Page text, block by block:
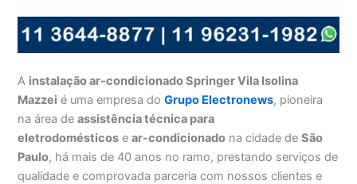
A instalação ar-condicionado Springer Vila Isolina
Mazzei é uma empresa doGrupo Electronews, pioneira
na área deassistência técnica para
eletrodomésticos ear-condicionado na cidade deSão
Paulo, há mais de 40 anos no ramo, prestando serviços de
qualidade e comprovada parceria com nossos clientes e